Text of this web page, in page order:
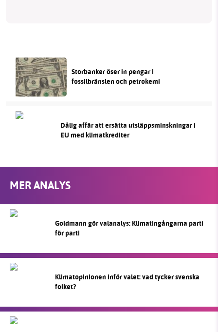
Storbanker öser in pengar i
fossilbränslen och petrokemi
Dålig affär att ersätta utsläppsminskningar i
EU med klimatkrediter
MER ANALYS
Goldmann gör valanalys: Klimatingångarna parti
för parti
Klimatopinionen inför valet: vad tycker svenska
folket?